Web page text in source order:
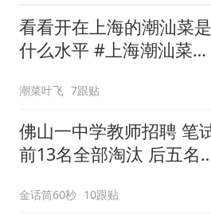
看看开在上海的潮汕菜是
什么水平 #上海潮汕菜排
上海探店
潮菜叶飞 7跟贴
佛山一中学教师招聘 笔
前13名全部淘汰 后五名
金话筒60秒 10跟贴